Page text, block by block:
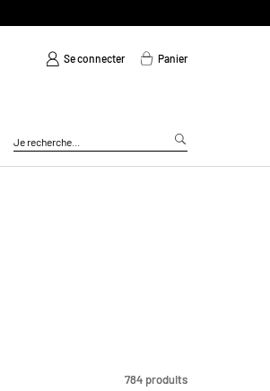
Se connecter Panier
784 produits
784 produits